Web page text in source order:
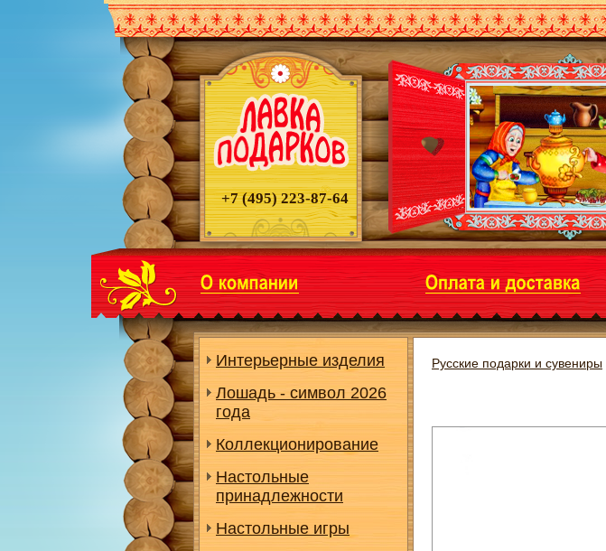
+7 (495) 223-87-64
Интерьерные изделия
Лошадь - символ 2026
года
Коллекционирование
Настольные
принадлежности
Настольные игры
Русские подарки и сувениры